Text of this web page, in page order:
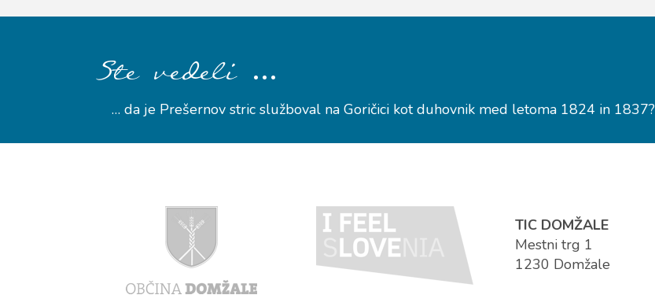
Ste vedeli …
… da je Prešernov stric služboval na Goričici kot duhovnik med letoma 1824 in 1837?
TIC DOMŽALE
Mestni trg 1
1230 Domžale